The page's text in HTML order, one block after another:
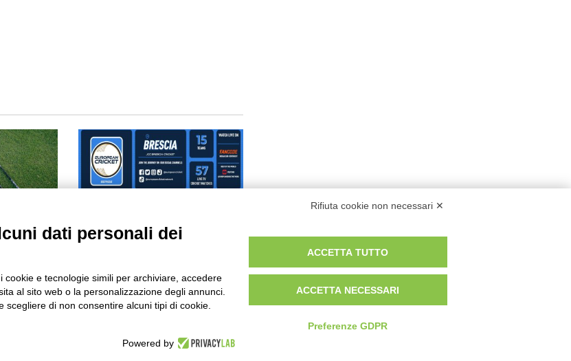
anni
A Brescia si gioca la European
Rifiuta cookie non necessari ✕
dati personali dei
e tecnologie simili per archiviare, accedere
al sito web o la personalizzazione degli annunci.
di non consentire alcuni tipi di cookie.
Powered by
ACCETTA TUTTO
ACCETTA NECESSARI
Preferenze GDPR